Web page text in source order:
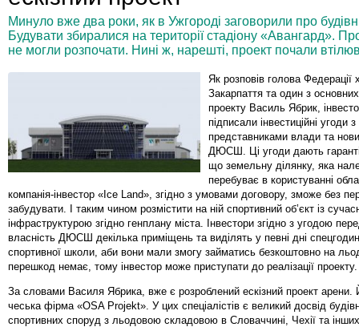
Минуло вже два роки, як в Ужгороді заговорили про
Будувати збиралися на території стадіону «Авангард».
не могли розпочати. Нині ж, нарешті, проект почали
Як розповів голова Федерації
Закарпаття та один з основних
проекту Василь Ябрик,
підписали інвестиційні угоди з
представниками влади та
ДЮСШ. Ці угоди дають
що земельну ділянку, яка
перебуває в користуванні
компанія-інвестор «Ice Land», згідно з умовами договору, зможе без
забудувати. І таким чином розмістити на ній спортивний об’єкт із
інфраструктурою згідно генплану міста. Інвестори згідно з угодою
власність ДЮСШ декілька приміщень та виділять у певні дні
спортивної школи, аби вони мали змогу займатись безкоштовно на
перешкод немає, тому інвестор може приступати до реалізації проекту.
За словами Василя Ябрика, вже є розроблений ескізний проект арени.
чеська фірма «OSA Projekt». У цих спеціалістів є великий досвід
спортивних споруд з льодовою складовою в Словаччині, Чехії та